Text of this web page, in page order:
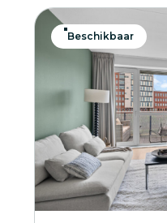
Beschikbaar